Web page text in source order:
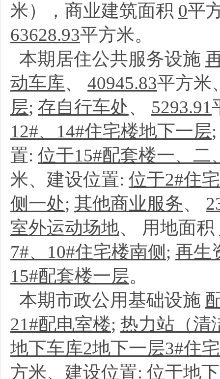
米），商业建筑面积 0平
63628.93平方米。
本期居住公共服务设施
动车库、 40945.83平方米
层; 存自行车处、 5293.91
12#、14#住宅楼地下一层
置: 位于15#配套楼一、二
米、建设位置: 位于2#住
侧一处; 其他商业服务、
室外运动场地、 用地面积
7#、10#住宅楼南侧 ; 再生
15#配套楼一层。
本期市政公用基础设施
21#配电室楼; 热力站（清
地下车库2地下一层3#住
方米、建设位置: 位于地